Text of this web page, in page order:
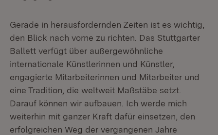
Gerade in herausfordernden Zeiten ist es wichtig,
den Blick nach vorne zu richten. Das Stuttgarter
Ballett verfügt über außergewöhnliche
internationale Künstlerinnen und Künstler,
engagierte Mitarbeiterinnen und Mitarbeiter und
eine Tradition, die weltweit Maßstäbe setzt.
Darauf können wir aufbauen. Ich werde mich
weiterhin mit ganzer Kraft dafür einsetzen, den
erfolgreichen Weg der vergangenen Jahre